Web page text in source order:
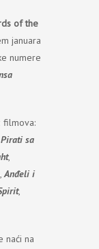
of the
januara
numere
filmova:
Pirati sa
,
,Anđeli i
,
naći na